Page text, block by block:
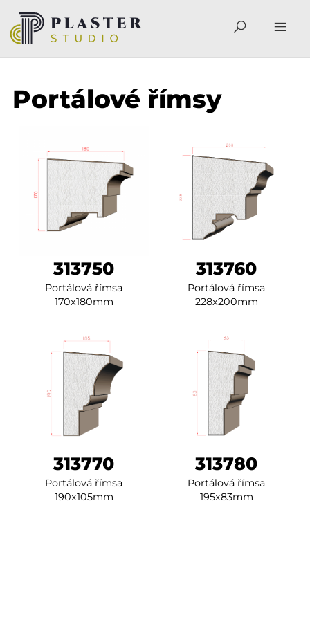
Portálové římsy
313750
Portálová římsa
170x180mm
313760
Portálová římsa
228x200mm
313770
Portálová římsa
190x105mm
313780
Portálová římsa
195x83mm